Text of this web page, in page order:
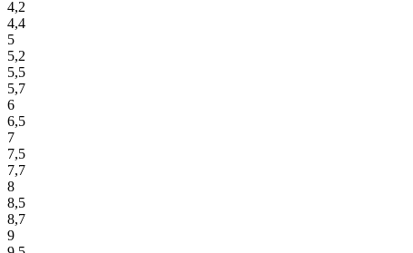
4,2
4,4
5
5,2
5,5
5,7
6
6,5
7
7,5
7,7
8
8,5
8,7
9